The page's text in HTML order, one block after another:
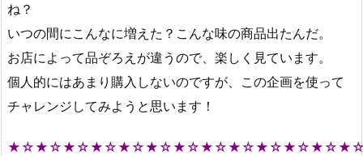
ね？
いつの間にこんなに増えた？こんな味の商品出たんだ。
お店によって品ぞろえが違うので、楽しく見ています。
個人的にはあまり購入しないのですが、この企画を使って
チャレンジしてみようと思います！